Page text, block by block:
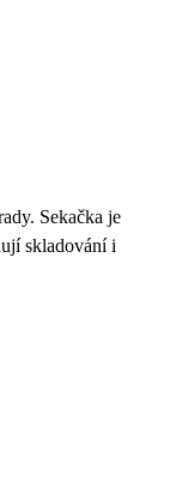
Sekačka je
skladování i